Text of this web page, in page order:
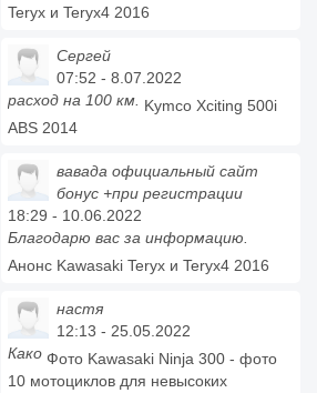
Teryx и Teryx4 2016
Сергей
07:52 - 8.07.2022
расход на 100 км. Kymco Xciting 500i
ABS 2014
вавада официальный сайт
бонус +при регистрации
18:29 - 10.06.2022
Благодарю вас за информацию.
Анонс Kawasaki Teryx и Teryx4 2016
настя
12:13 - 25.05.2022
Како Фото Kawasaki Ninja 300 - фото
10 мотоциклов для невысоких